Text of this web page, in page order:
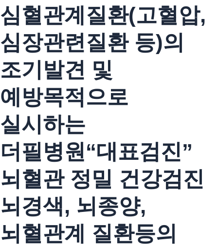
심혈관계질환(고혈압,
심장관련질환 등)의
조기발견 및
예방목적으로
실시하는
더필병원“대표검진”
뇌혈관 정밀 건강검진
뇌경색, 뇌종양,
뇌혈관계 질환등의